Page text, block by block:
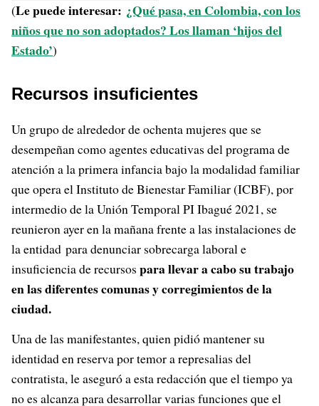
(Le puede interesar: ¿Qué pasa, en Colombia, con los
niños que no son adoptados? Los llaman ‘hijos del
Estado’)
Recursos insuficientes
Un grupo de alrededor de ochenta mujeres que se
desempeñan como agentes educativas del programa de
atención a la primera infancia bajo la modalidad familiar
que opera el Instituto de Bienestar Familiar (ICBF), por
intermedio de la Unión Temporal PI Ibagué 2021, se
reunieron ayer en la mañana frente a las instalaciones de
la entidad para denunciar sobrecarga laboral e
insuficiencia de recursos para llevar a cabo su trabajo
en las diferentes comunas y corregimientos de la
ciudad.
Una de las manifestantes, quien pidió mantener su
identidad en reserva por temor a represalias del
contratista, le aseguró a esta redacción que el tiempo ya
no es alcanza para desarrollar varias funciones que el